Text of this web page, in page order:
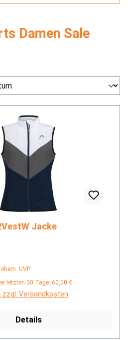
Damen Sale
Jacke
Preis:
ehem. UVP
letzten 30 Tage: 60,00 €
zzgl. Versandkosten
Details